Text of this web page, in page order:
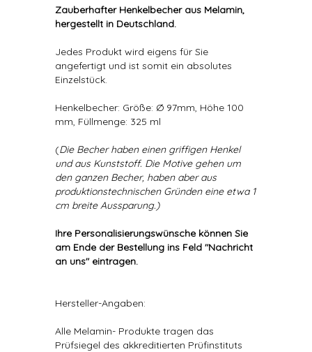
Zauberhafter Henkelbecher aus Melamin,
hergestellt in Deutschland.
Jedes Produkt wird eigens für Sie
angefertigt und ist somit ein absolutes
Einzelstück.
Henkelbecher: Größe: Ø 97mm, Höhe 100
mm, Füllmenge: 325 ml
(Die Becher haben einen griffigen Henkel
und aus Kunststoff. Die Motive gehen um
den ganzen Becher, haben aber aus
produktionstechnischen Gründen eine etwa 1
cm breite Aussparung.)
Ihre Personalisierungswünsche können Sie
am Ende der Bestellung ins Feld "Nachricht
an uns" eintragen.
Hersteller-Angaben:
Alle Melamin- Produkte tragen das
Prüfsiegel des akkreditierten Prüfinstituts